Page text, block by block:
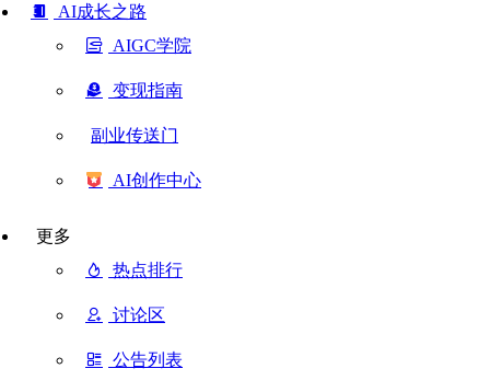
AI成长之路
AIGC学院
变现指南
副业传送门
AI创作中心
更多
热点排行
讨论区
公告列表